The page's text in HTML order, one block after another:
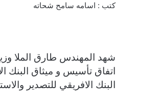
كتب : اسامه سامح شحاته
شهد المهندس طارق الملا وزير
البنك الافريقي للتصدير